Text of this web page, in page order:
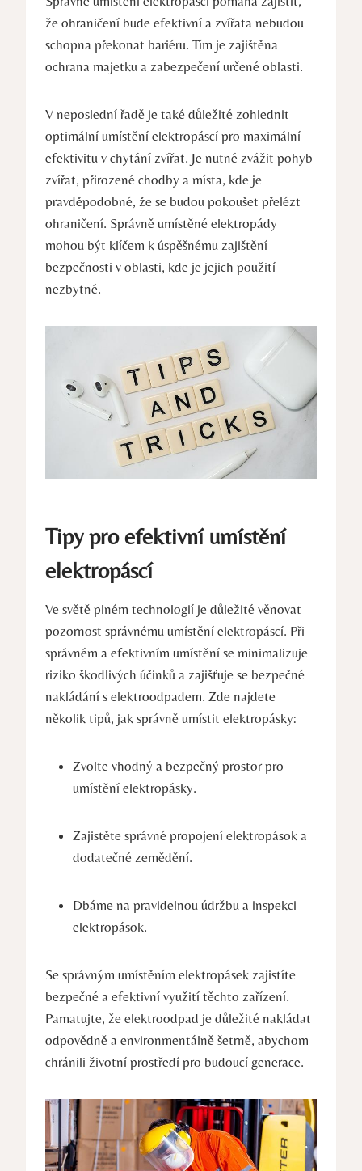
že ohraničení bude efektivní a zvířata nebudou
schopna překonat bariéru. Tím je zajištěna
ochrana majetku a zabezpečení určené oblasti.
V neposlední řadě je také důležité zohlednit
optimální umístění elektropáscí pro maximální
efektivitu v chytání zvířat. Je nutné zvážit pohyb
zvířat, přirozené chodby a místa, kde je
pravděpodobné, že se budou pokoušet přelézt
ohraničení. Správně umístěné elektropády
mohou být klíčem k úspěšnému zajištění
bezpečnosti v oblasti, kde je jejich použití
nezbytné.
Tipy pro efektivní umístění
elektropáscí
Ve světě plném technologií je důležité věnovat
pozornost správnému umístění elektropáscí. Při
správném a efektivním umístění se minimalizuje
riziko škodlivých účinků a zajišťuje se bezpečné
nakládání s elektroodpadem. Zde najdete
několik tipů, jak správně umístit elektropásky:
Zvolte vhodný a bezpečný prostor pro
umístění elektropásky.
Zajistěte správné propojení elektropások a
dodatečné zemědění.
Dbáme na pravidelnou údržbu a inspekci
elektropások.
Se správným umístěním elektropásek zajistíte
bezpečné a efektivní využití těchto zařízení.
Pamatujte, že elektroodpad je důležité nakládat
odpovědně a environmentálně šetrně, abychom
chránili životní prostředí pro budoucí generace.